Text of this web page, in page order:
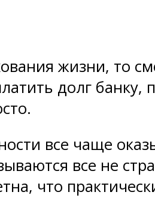
жизни, то
долг банку,
все чаще
все не
что